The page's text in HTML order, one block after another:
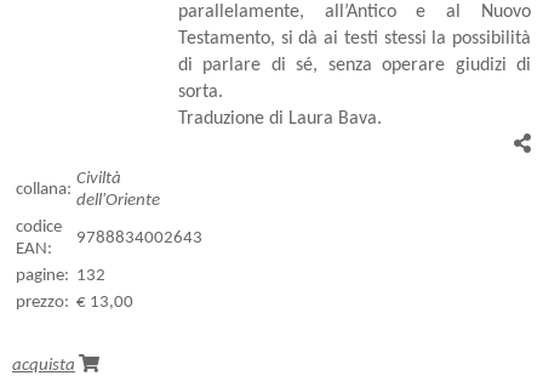
parallelamente, all’Antico e al Nuovo
Testamento, si dà ai testi stessi la possibilità
di parlare di sé, senza operare giudizi di
sorta.
Traduzione di Laura Bava.
collana:
Civiltà
dell'Oriente
codice
EAN:
9788834002643
pagine: 132
prezzo: € 13,00
acquista